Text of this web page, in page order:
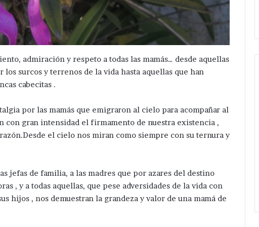
admiración y respeto a todas las mamás… desde aquellas
surcos y terrenos de la vida hasta aquellas que han
cabecitas .
por las mamás que emigraron al cielo para acompañar al
con gran intensidad el firmamento de nuestra existencia ,
el cielo nos miran como siempre con su ternura y
jefas de familia, a las madres que por azares del destino
, y a todas aquellas, que pese adversidades de la vida con
hijos , nos demuestran la grandeza y valor de una mamá de
.
marcha
Velázquez
Romero
ampliación
Red
ampliación de Red Eléctrica.